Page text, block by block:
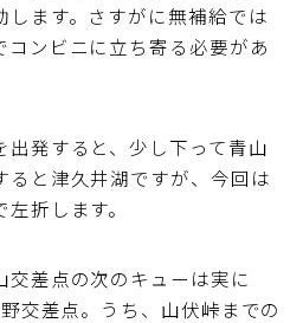
ます。さすがに無補給では
ンビニに立ち寄る必要があ
出発すると、少し下って青山
ると津久井湖ですが、今回は
折します。
交差点の次のキューは実に
交差点。うち、山伏峠までの